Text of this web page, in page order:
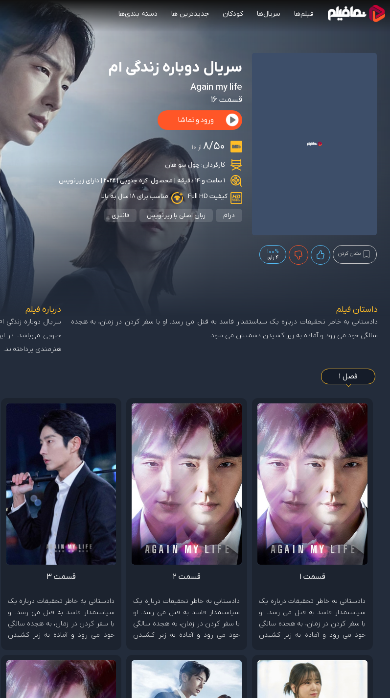
فیلم‌ها سریال‌ها کودکان جدیدترین ها دسته بندی‌ها
نشان کردن
100%
4 رای
سریال دوباره زندگی ام
Again my life
قسمت 16
ورود و تماشا
8/50از 10
کارگردان: چول سو هان
1 ساعت و 14 دقیقه | محصول: کره جنوبی | 2022 | دارای زیرنویس
کیفیت Full HD
مناسب برای ۱۸ سال به بالا
درام زبان اصلی با زیرنویس فانتزی
داستان فیلم
دادستانی به خاطر تحقیقات درباره یک سیاستمدار فاسد به قتل می رسد. او با سفر کردن در زمان، به هجده
سالگی خود می رود و آماده به زیر کشیدن دشمنش می شود.
درباره فیلم
جنوبی می‌باشد. در
هنرمندی پرداخته‌اند.
فصل 1
قسمت 1
دادستانی به خاطر تحقیقات درباره یک
سیاستمدار فاسد به قتل می رسد. او
با سفر کردن در زمان، به هجده سالگی
خود می رود و آماده به زیر کشیدن
قسمت 2
دادستانی به خاطر تحقیقات درباره یک
سیاستمدار فاسد به قتل می رسد. او
با سفر کردن در زمان، به هجده سالگی
خود می رود و آماده به زیر کشیدن
قسمت 3
دادستانی به خاطر تحقیقات درباره یک
سیاستمدار فاسد به قتل می رسد. او
با سفر کردن در زمان، به هجده سالگی
خود می رود و آماده به زیر کشیدن